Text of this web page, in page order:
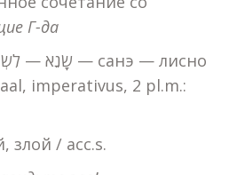
Г-да
imperativus, 2 pl.m.:
злой / acc.s.